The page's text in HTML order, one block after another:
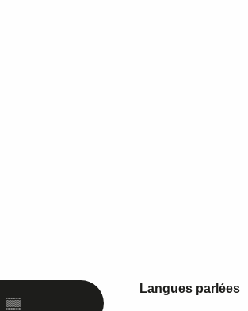
▒▒
Langues parlées
Langues parlées